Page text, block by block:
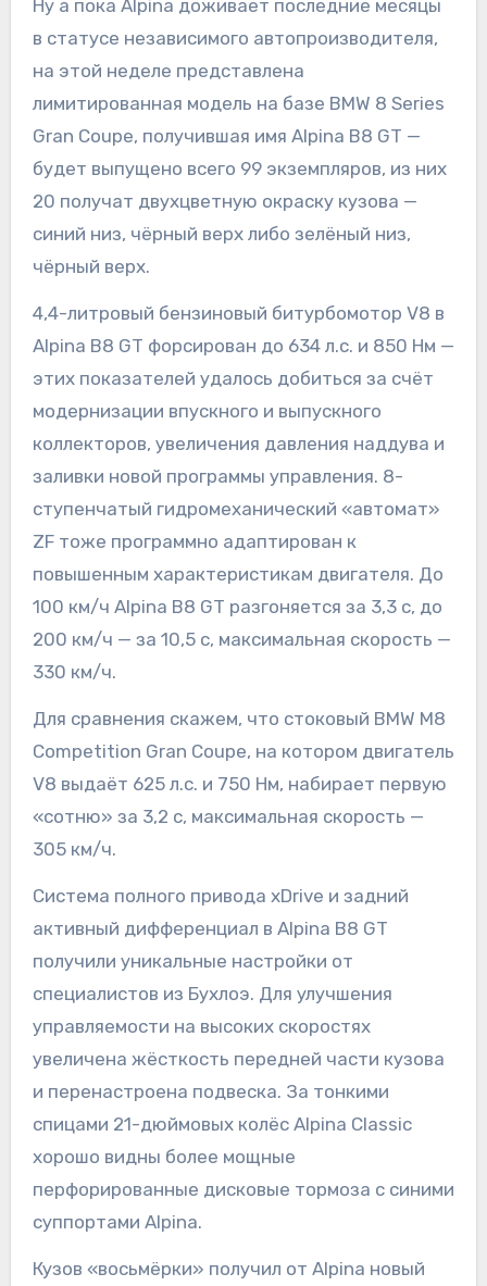
Ну а пока Alpina доживает последние месяцы
в статусе независимого автопроизводителя,
на этой неделе представлена
лимитированная модель на базе BMW 8 Series
Gran Coupе, получившая имя Alpina B8 GT —
будет выпущено всего 99 экземпляров, из них
20 получат двухцветную окраску кузова —
синий низ, чёрный верх либо зелёный низ,
чёрный верх.
4,4-литровый бензиновый битурбомотор V8 в
Alpina B8 GT форсирован до 634 л.с. и 850 Нм —
этих показателей удалось добиться за счёт
модернизации впускного и выпускного
коллекторов, увеличения давления наддува и
заливки новой программы управления. 8-
ступенчатый гидромеханический «автомат»
ZF тоже программно адаптирован к
повышенным характеристикам двигателя. До
100 км/ч Alpina B8 GT разгоняется за 3,3 с, до
200 км/ч — за 10,5 с, максимальная скорость —
330 км/ч.
Для сравнения скажем, что стоковый BMW M8
Competition Gran Coupe, на котором двигатель
V8 выдаёт 625 л.с. и 750 Нм, набирает первую
«сотню» за 3,2 с, максимальная скорость —
305 км/ч.
Система полного привода xDrive и задний
активный дифференциал в Alpina B8 GT
получили уникальные настройки от
специалистов из Бухлоэ. Для улучшения
управляемости на высоких скоростях
увеличена жёсткость передней части кузова
и перенастроена подвеска. За тонкими
спицами 21-дюймовых колёс Alpina Classic
хорошо видны более мощные
перфорированные дисковые тормоза с синими
суппортами Alpina.
Кузов «восьмёрки» получил от Alpina новый